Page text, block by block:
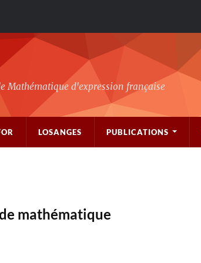
Mathématique d'expression française
LOSANGES PUBLICATIONS
mathématique